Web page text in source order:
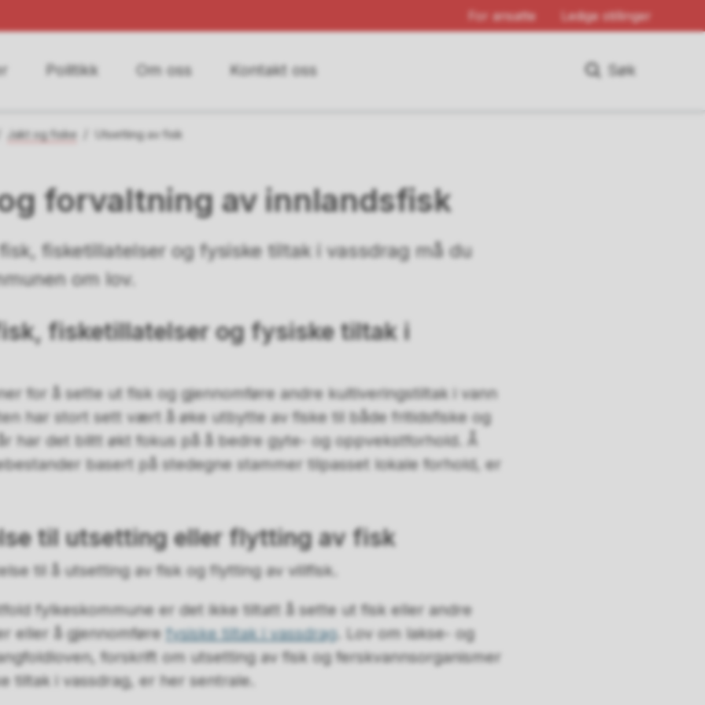
For ansatte Ledige stillinger
Politikk Om oss Kontakt oss Søk
Jakt og fiske Utsetting av fisk
forvaltning av innlandsfisk
fisketillatelser og fysiske tiltak i vassdrag må du
om lov.
fisketillatelser og fysiske tiltak i
for å sette ut fisk og gjennomføre andre kultiveringstiltak i vann
har stort sett vært å øke utbytte av fiske til både fritidsfiske og
har det blitt økt fokus på å bedre gyte- og oppvekstforhold. Å
basert på stedegne stammer tilpasset lokale forhold, er
til utsetting eller flytting av fisk
til å utsetting av fisk og flytting av villfisk.
fylkeskommune er det ikke tiltatt å sette ut fisk eller andre
eller å gjennomføre fysiske tiltak i vassdrag. Lov om lakse- og
forskrift om utsetting av fisk og ferskvannsorganismer
tiltak i vassdrag, er her sentrale.